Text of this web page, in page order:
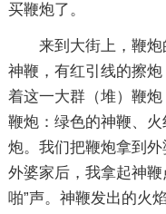
买鞭炮了。
来到大街上，鞭
神鞭，有红引线的擦
着这一大群（堆）鞭
鞭炮：绿色的神鞭、
炮。我们把鞭炮拿到
外婆家后，我拿起神
啪”声。神鞭发出的火